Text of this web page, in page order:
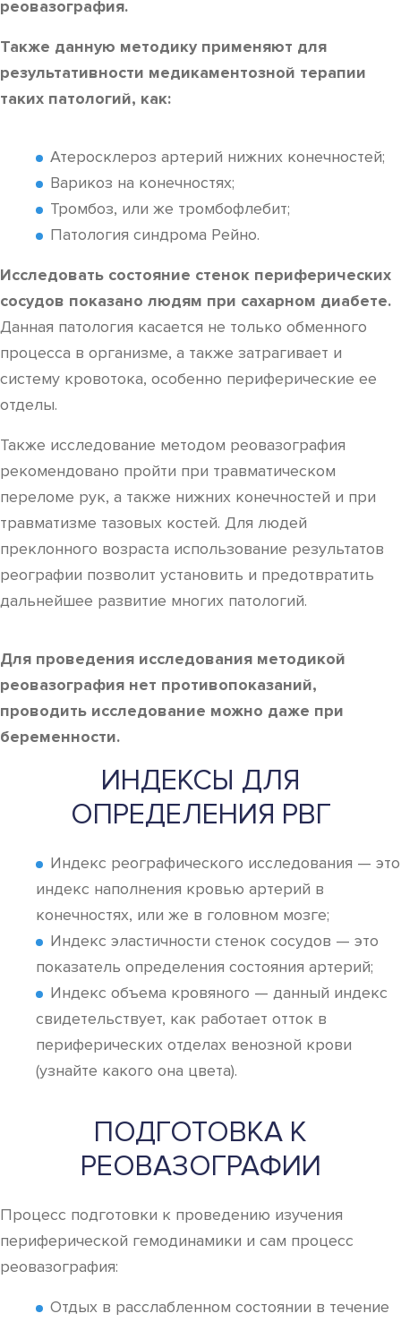
реовазография.
Также данную методику применяют для
результативности медикаментозной терапии
таких патологий, как:
Атеросклероз артерий нижних конечностей;
Варикоз на конечностях;
Тромбоз, или же тромбофлебит;
Патология синдрома Рейно.
Исследовать состояние стенок периферических
сосудов показано людям при сахарном диабете.
Данная патология касается не только обменного
процесса в организме, а также затрагивает и
систему кровотока, особенно периферические ее
отделы.
Также исследование методом реовазография
рекомендовано пройти при травматическом
переломе рук, а также нижних конечностей и при
травматизме тазовых костей. Для людей
преклонного возраста использование результатов
реографии позволит установить и предотвратить
дальнейшее развитие многих патологий.
Для проведения исследования методикой
реовазография нет противопоказаний,
проводить исследование можно даже при
беременности.
ИНДЕКСЫ ДЛЯ
ОПРЕДЕЛЕНИЯ РВГ
Индекс реографического исследования — это
индекс наполнения кровью артерий в
конечностях, или же в головном мозге;
Индекс эластичности стенок сосудов — это
показатель определения состояния артерий;
Индекс объема кровяного — данный индекс
свидетельствует, как работает отток в
периферических отделах венозной крови
(узнайте какого она цвета).
ПОДГОТОВКА К
РЕОВАЗОГРАФИИ
Процесс подготовки к проведению изучения
периферической гемодинамики и сам процесс
реовазография:
Отдых в расслабленном состоянии в течение